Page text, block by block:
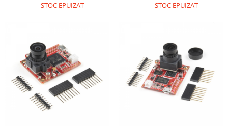
Junior Robotics
Lego Education
STEM Education
Ugears
Kit Fun
Kit Roboti
STOC EPUIZAT STOC EPUIZAT